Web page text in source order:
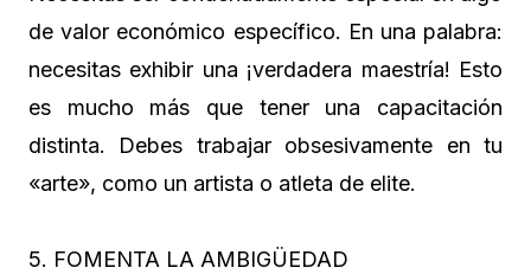
de valor económico específico. En una palabra:
necesitas exhibir una ¡verdadera maestría! Esto
es mucho más que tener una capacitación
distinta. Debes trabajar obsesivamente en tu
«arte», como un artista o atleta de elite.
5. FOMENTA LA AMBIGÜEDAD